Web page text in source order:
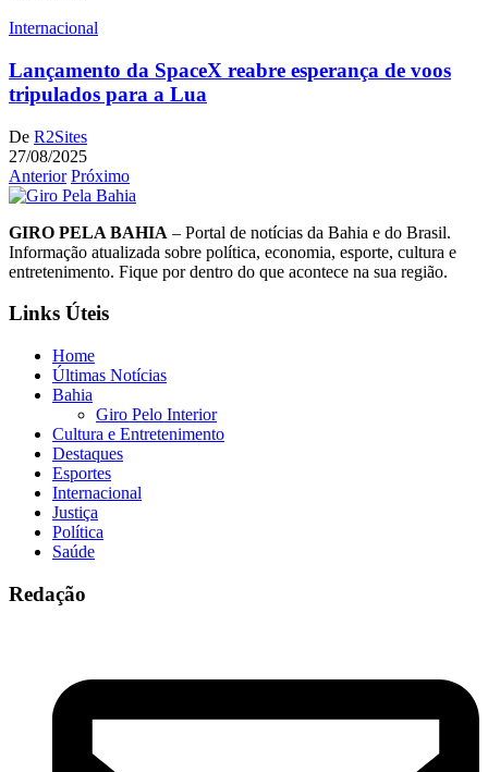
Internacional
Lançamento da SpaceX reabre esperança de voos
tripulados para a Lua
De R2Sites
27/08/2025
Anterior Próximo
GIRO PELA BAHIA – Portal de notícias da Bahia e do Brasil.
Informação atualizada sobre política, economia, esporte, cultura e
entretenimento. Fique por dentro do que acontece na sua região.
Links Úteis
Home
Últimas Notícias
Bahia
Giro Pelo Interior
Cultura e Entretenimento
Destaques
Esportes
Internacional
Justiça
Política
Saúde
Redação